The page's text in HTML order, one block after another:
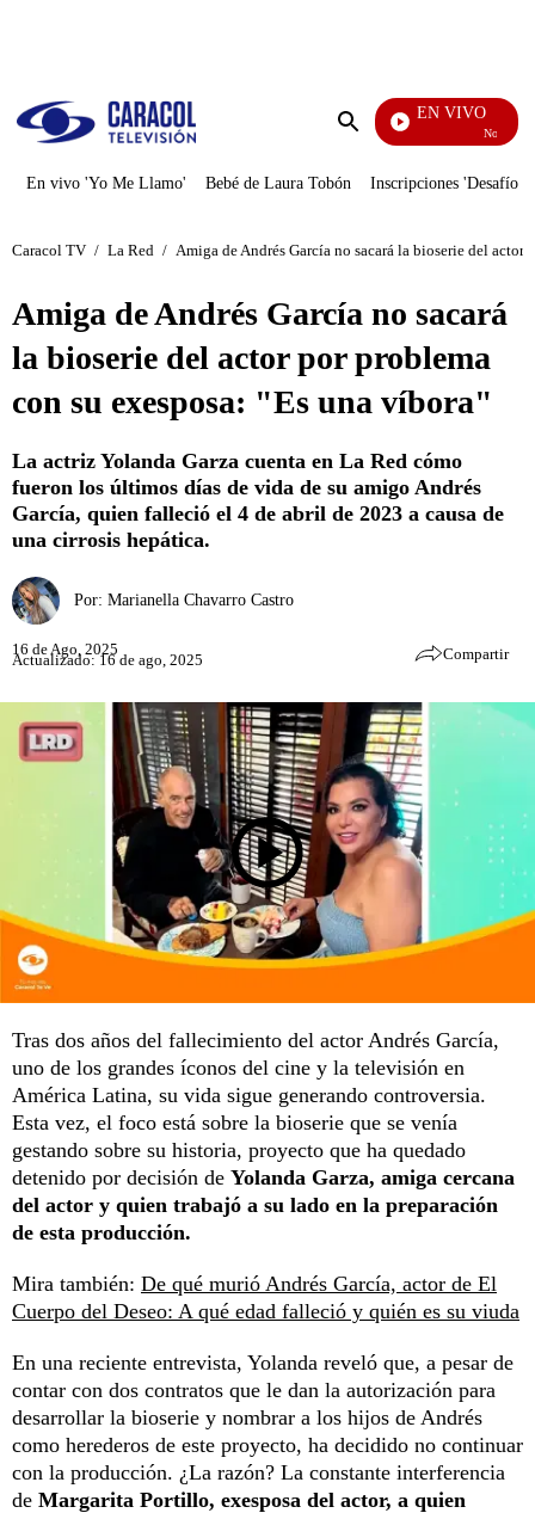
Enviar
EN VIVO
Noticias
En vivo 'Yo Me Llamo' Bebé de Laura Tobón Inscripciones 'Desafío'
Caracol TV / La Red / Amiga de Andrés García no sacará la bioserie del
Amiga de Andrés García no sacará
la bioserie del actor por problema
con su exesposa: "Es una víbora"
La actriz Yolanda Garza cuenta en La Red cómo
fueron los últimos días de vida de su amigo Andrés
García, quien falleció el 4 de abril de 2023 a causa de
una cirrosis hepática.
Por: Marianella Chavarro Castro
16 de Ago, 2025
Actualizado: 16 de ago, 2025 Compartir
Tras dos años del fallecimiento del actor Andrés García,
uno de los grandes íconos del cine y la televisión en
América Latina, su vida sigue generando controversia.
Esta vez, el foco está sobre la bioserie que se venía
gestando sobre su historia, proyecto que ha quedado
detenido por decisión de Yolanda Garza, amiga cercana
del actor y quien trabajó a su lado en la preparación
de esta producción.
Mira también: De qué murió Andrés García, actor de El
Cuerpo del Deseo: A qué edad falleció y quién es su viuda
En una reciente entrevista, Yolanda reveló que, a pesar de
contar con dos contratos que le dan la autorización para
desarrollar la bioserie y nombrar a los hijos de Andrés
como herederos de este proyecto, ha decidido no continuar
con la producción. ¿La razón? La constante interferencia
de Margarita Portillo, exesposa del actor, a quien